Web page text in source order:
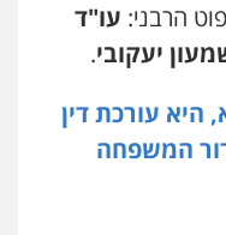
הרבני: עו"ד
יעקובי.
היא עורכת דין
המשפחה
עו"ד